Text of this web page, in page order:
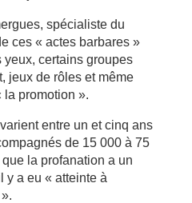
spécialiste du
ces « actes barbares »
certains groupes
jeux de rôles et même
la promotion ».
entre un et cinq ans
de 15 000 à 75
la profanation a un
y a eu « atteinte à